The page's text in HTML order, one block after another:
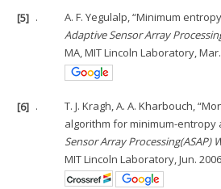
[5] . A. F. Yegulalp, “Minimum
Adaptive Sensor Array
MA, MIT Lincoln Laboratory,
[6] .
T. J. Kragh, A. A. Kharbouch,
algorithm for minimum-entropy
Sensor Array Processing(ASAP)
MIT Lincoln Laboratory, Jun.